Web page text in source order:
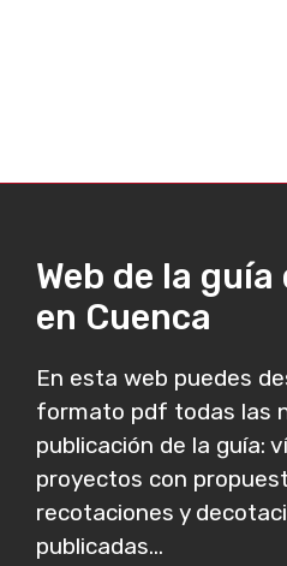
Web de la
en Cuenca
En esta web puedes
formato pdf todas las
publicación de la guía:
proyectos con
recotaciones y
publicadas...